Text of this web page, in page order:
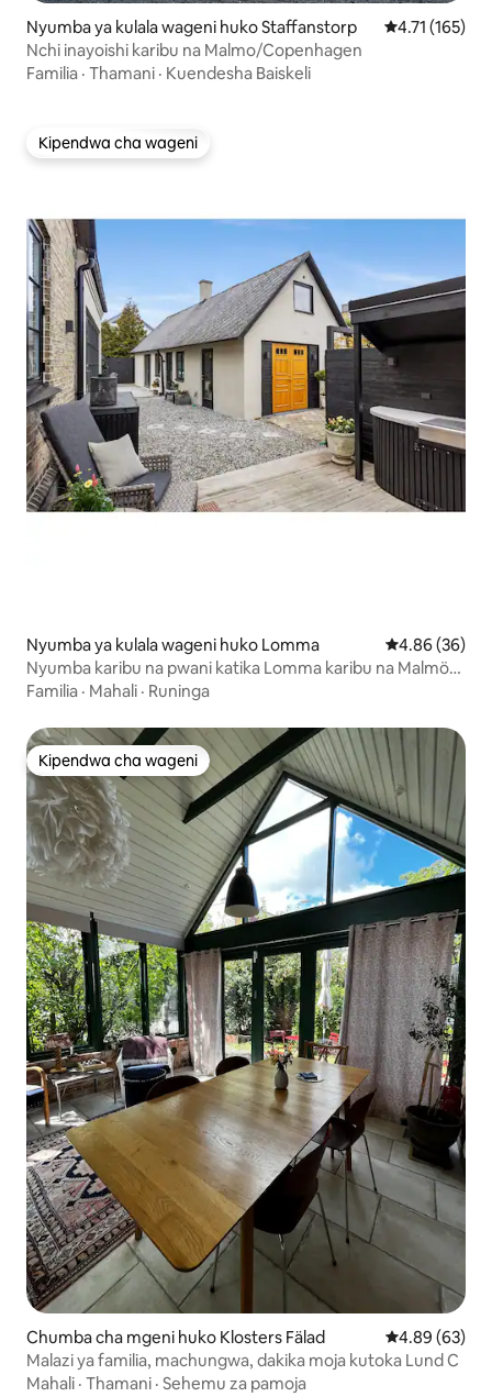
Nyumba ya kulala wageni huko Staffanstorp Ukadiriaji wa
4.71 (165)
Nchi inayoishi karibu na Malmo/Copenhagen
Familia · Thamani · Kuendesha Baiskeli
Kipendwa cha wageni
Kipendwa cha wageni
Nyumba ya kulala wageni huko Lomma Ukadiriaji wa
4.86 (36)
Nyumba karibu na pwani katika Lomma karibu na Malmö
na Copenhagen
Familia · Mahali · Runinga
Kipendwa cha wageni
Kipendwa cha wageni
Chumba cha mgeni huko Klosters Fälad Ukadiriaji wa
4.89 (63)
Malazi ya familia, machungwa, dakika moja kutoka Lund C
Mahali · Thamani · Sehemu za pamoja